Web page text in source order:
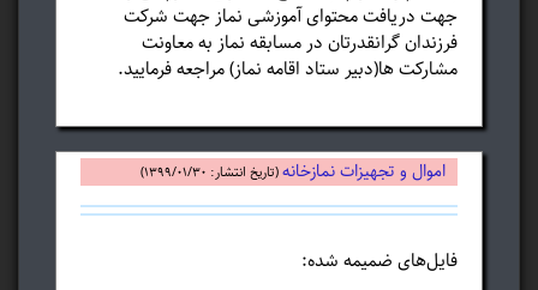
جهت دریافت محتوای آموزشی نماز جهت شرکت
فرزندان گرانقدرتان در مسابقه نماز به معاونت
مشارکت ها(دبیر ستاد اقامه نماز) مراجعه فرمایید.
اموال و تجهیزات نمازخانه(تاریخ انتشار: ۱۳۹۹/۰۱/۳۰)
فایل‌های ضمیمه شده: